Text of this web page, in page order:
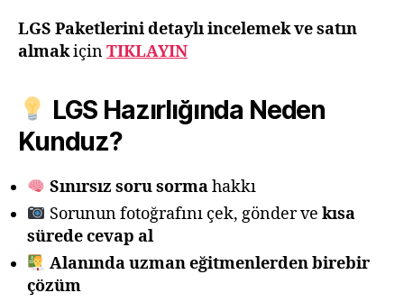
LGS Paketlerini detaylı incelemek ve satın
almakiçinTIKLAYIN
LGS Hazırlığında Neden
Kunduz?
Sınırsız soru sormahakkı
Sorunun fotoğrafını çek, gönder ve kısa
sürede cevap al
Alanında uzman eğitmenlerden birebir
çözüm